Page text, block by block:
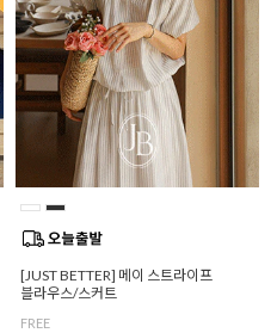
[JUST BETTER] 메이 스트라이프
블라우스/스커트
FREE